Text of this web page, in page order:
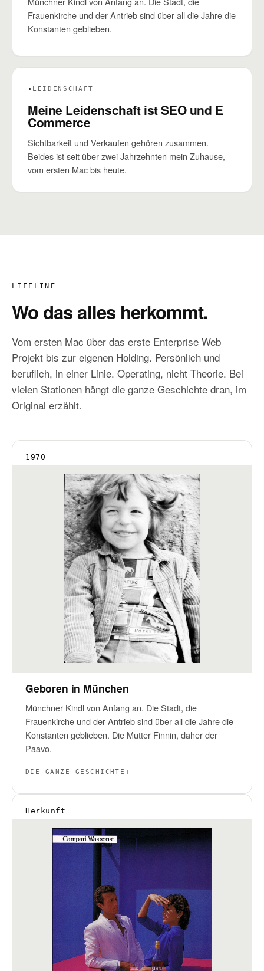
Frauenkirche und der Antrieb sind über all die Jahre die
Konstanten geblieben.
· LEIDENSCHAFT
Meine Leidenschaft ist SEO und E
Commerce
Sichtbarkeit und Verkaufen gehören zusammen.
Beides ist seit über zwei Jahrzehnten mein Zuhause,
vom ersten Mac bis heute.
LIFELINE
Wo das alles herkommt.
Vom ersten Mac über das erste Enterprise Web
Projekt bis zur eigenen Holding. Persönlich und
beruflich, in einer Linie. Operating, nicht Theorie. Bei
vielen Stationen hängt die ganze Geschichte dran, im
Original erzählt.
1970
Geboren in München
Münchner Kindl von Anfang an. Die Stadt, die
Frauenkirche und der Antrieb sind über all die Jahre die
Konstanten geblieben. Die Mutter Finnin, daher der
Paavo.
DIE GANZE GESCHICHTE
Herkunft